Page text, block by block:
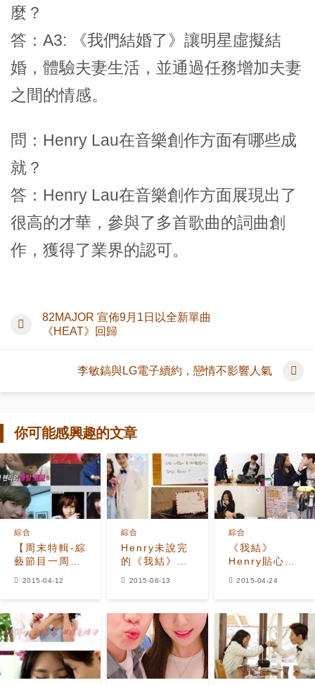
麼？
答：A3: 《我們結婚了》讓明星虛擬結
婚，體驗夫妻生活，並通過任務增加夫妻
之間的情感。
問：Henry Lau在音樂創作方面有哪些成
就？
答：Henry Lau在音樂創作方面展現出了
很高的才華，參與了多首歌曲的詞曲創
作，獲得了業界的認可。
82MAJOR 宣佈9月1日以全新單曲
《HEAT》回歸
李敏鎬與LG電子續約，戀情不影響人氣
你可能感興趣的文章
【周末特輯-綜
藝節目一周回
綜合
2015-04-12
Henry未說完
的《我結》下
綜合
2015-06-13
《我結》
Henry貼心慰
力
綜合
2015-04-24